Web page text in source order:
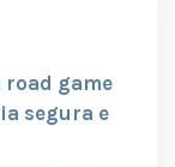
game
segura e